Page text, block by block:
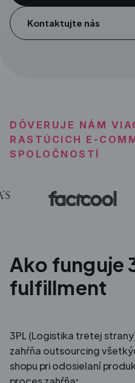
Kontaktujte nás
DÔVERUJE NÁM
RASTÚCICH E-
SPOLOČNOSTÍ
Ako funguje
fulfillment
3PL (Logistika tretej
zahŕňa outsourcing
shopu pri odosielaní